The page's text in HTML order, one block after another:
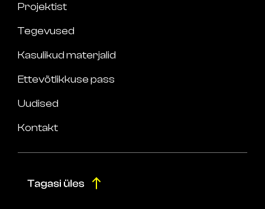
Projektist
Tegevused
Kasulikud materjalid
Ettevõtlikkuse pass
Uudised
Kontakt